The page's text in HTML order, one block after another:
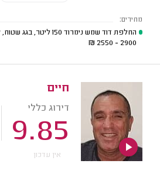
מחירים:
החלפת דוד שמש נימרוד 150 ליטר, בגג שטוח, ללא קולטים
2900 - 2550
₪
חיים
דירוג כללי
9.85
אין עדכון